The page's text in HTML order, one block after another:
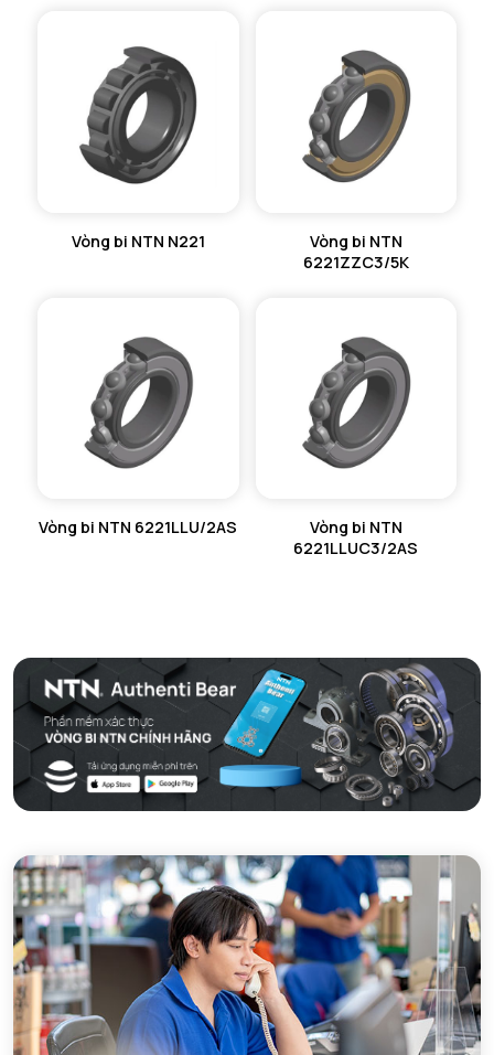
Vòng bi NTN N221
Vòng bi NTN
6221ZZC3/5K
Vòng bi NTN 6221LLU/2AS
Vòng bi NTN
6221LLUC3/2AS